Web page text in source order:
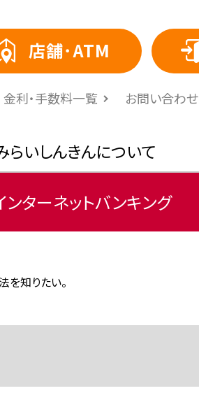
ンターネットバンキング
らいしんきんについて
店舗･ATM
⾦利・⼿数料⼀覧 お問い合わせ
知りたい。